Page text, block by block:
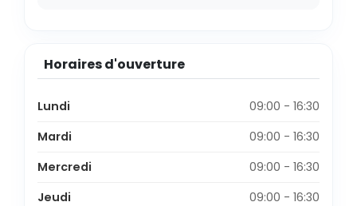
Horaires d'ouverture
Lundi
09:00 - 16:30
Mardi
09:00 - 16:30
Mercredi
09:00 - 16:30
Jeudi
09:00 - 16:30